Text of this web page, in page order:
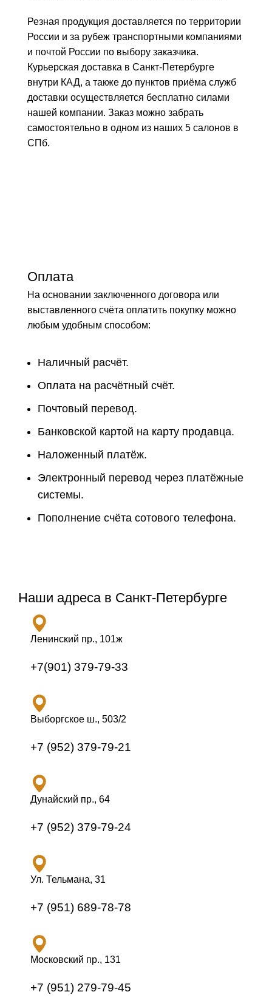
Резная продукция доставляется по территории
России и за рубеж транспортными компаниями
и почтой России по выбору заказчика.
Курьерская доставка в Санкт-Петербурге
внутри КАД, а также до пунктов приёма служб
доставки осуществляется бесплатно силами
нашей компании. Заказ можно забрать
самостоятельно в одном из наших 5 салонов в
СПб.
Оплата
На основании заключенного договора или
выставленного счёта оплатить покупку можно
любым удобным способом:
Наличный расчёт.
Оплата на расчётный счёт.
Почтовый перевод.
Банковской картой на карту продавца.
Наложенный платёж.
Электронный перевод через платёжные
системы.
Пополнение счёта сотового телефона.
Наши адреса в Санкт-Петербурге
Ленинский пр., 101ж
+7(901) 379-79-33
Выборгское ш., 503/2
+7 (952) 379-79-21
Дунайский пр., 64
+7 (952) 379-79-24
Ул. Тельмана, 31
+7 (951) 689-78-78
Московский пр., 131
+7 (951) 279-79-45